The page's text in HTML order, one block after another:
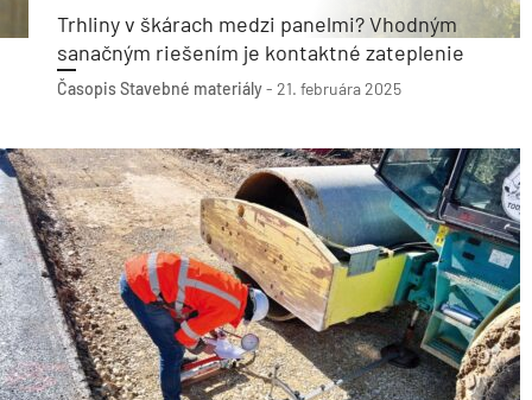
Trhliny v škárach medzi panelmi? Vhodným
sanačným riešením je kontaktné zateplenie
Časopis Stavebné materiály- 21. februára 2025